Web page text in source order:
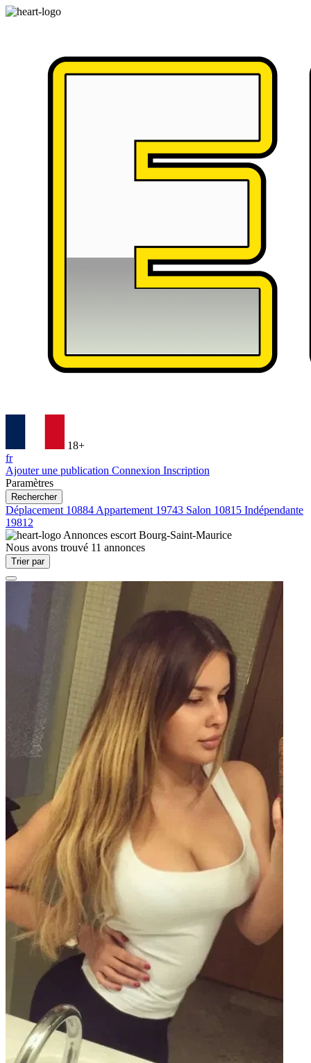
18+
fr
Ajouter une publication Connexion Inscription
Paramètres
Rechercher
Déplacement 10884 Appartement 19743 Salon 10815 Indépendante
19812
Annonces escort Bourg-Saint-Maurice
Nous avons trouvé 11 annonces
Trier par